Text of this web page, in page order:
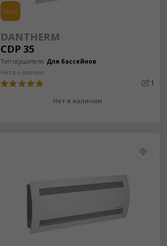
Акция
DANTHERM
CDP 35
Тип осушителя: Для бассейнов
Нет в наличии
1
Нет в наличии